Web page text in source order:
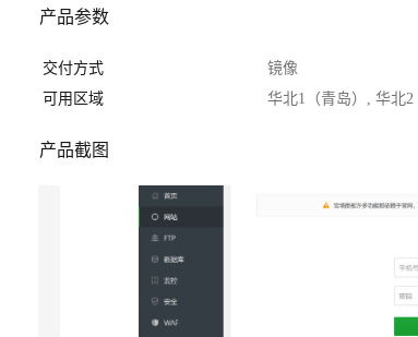
产品参数
交付方式
镜像
可用区域
华北1（青岛）, 华北2
产品截图